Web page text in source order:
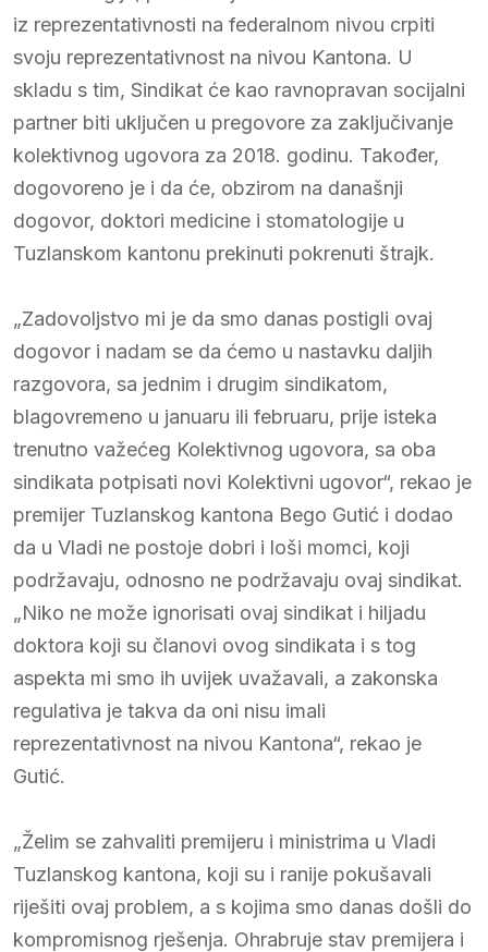
iz reprezentativnosti na federalnom nivou crpiti
svoju reprezentativnost na nivou Kantona. U
skladu s tim, Sindikat će kao ravnopravan socijalni
partner biti uključen u pregovore za zaključivanje
kolektivnog ugovora za 2018. godinu. Također,
dogovoreno je i da će, obzirom na današnji
dogovor, doktori medicine i stomatologije u
Tuzlanskom kantonu prekinuti pokrenuti štrajk.
„Zadovoljstvo mi je da smo danas postigli ovaj
dogovor i nadam se da ćemo u nastavku daljih
razgovora, sa jednim i drugim sindikatom,
blagovremeno u januaru ili februaru, prije isteka
trenutno važećeg Kolektivnog ugovora, sa oba
sindikata potpisati novi Kolektivni ugovor“, rekao je
premijer Tuzlanskog kantona Bego Gutić i dodao
da u Vladi ne postoje dobri i loši momci, koji
podržavaju, odnosno ne podržavaju ovaj sindikat.
„Niko ne može ignorisati ovaj sindikat i hiljadu
doktora koji su članovi ovog sindikata i s tog
aspekta mi smo ih uvijek uvažavali, a zakonska
regulativa je takva da oni nisu imali
reprezentativnost na nivou Kantona“, rekao je
Gutić.
„Želim se zahvaliti premijeru i ministrima u Vladi
Tuzlanskog kantona, koji su i ranije pokušavali
riješiti ovaj problem, a s kojima smo danas došli do
kompromisnog rješenja. Ohrabruje stav premijera i